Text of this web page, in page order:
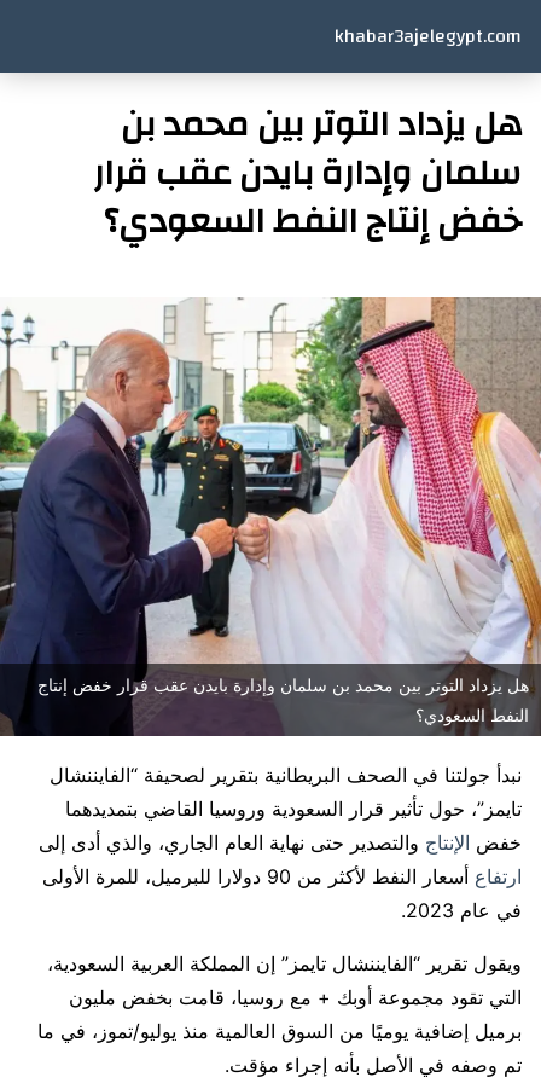
khabar3ajelegypt.com
هل يزداد التوتر بين محمد بن
سلمان وإدارة بايدن عقب قرار
خفض إنتاج النفط السعودي؟
هل يزداد التوتر بين محمد بن سلمان وإدارة بايدن عقب قرار خفض إنتاج
النفط السعودي؟
نبدأ جولتنا في الصحف البريطانية بتقرير لصحيفة “الفايننشال
تايمز”، حول تأثير قرار السعودية وروسيا القاضي بتمديدهما
خفض الإنتاج والتصدير حتى نهاية العام الجاري، والذي أدى إلى
ارتفاع
أسعار النفط لأكثر من 90 دولارا للبرميل، للمرة الأولى
في عام 2023.
ويقول تقرير “الفايننشال تايمز” إن المملكة العربية السعودية،
التي تقود مجموعة أوبك + مع روسيا، قامت بخفض مليون
برميل إضافية يوميًا من السوق العالمية منذ يوليو/تموز، في ما
تم وصفه في الأصل بأنه إجراء مؤقت.